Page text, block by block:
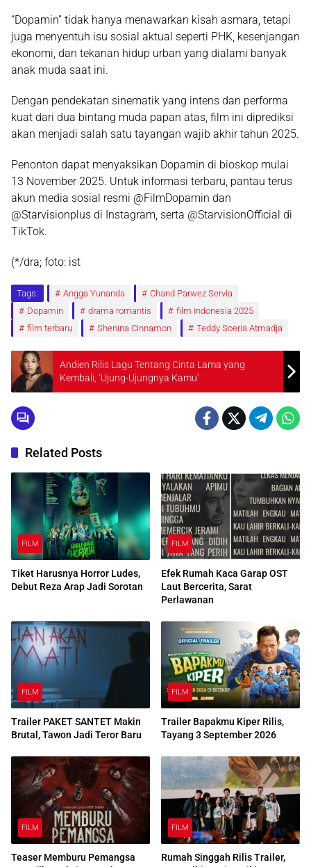
“Dopamin” tidak hanya menawarkan kisah asmara, tetapi
juga menyentuh isu sosial aktual seperti PHK, kesenjangan
ekonomi, dan tekanan hidup urban yang dialami banyak
anak muda saat ini.
Dengan pendekatan sinematik yang intens dan performa
kuat dari dua bintang muda papan atas, film ini diprediksi
akan menjadi salah satu tayangan wajib akhir tahun 2025.
Penonton dapat menyaksikan Dopamin di bioskop mulai
13 November 2025. Untuk informasi terbaru, pantau terus
akun media sosial resmi @FilmDopamin dan
@Starvisionplus di Instagram, serta @StarvisionOfficial di
TikTok.
(*/dra; foto: ist
Tags: Angga Yunanda
Chand Parwez Servia
Dopamin
drama romantis
film Indonesia 2025
film terbaru
Shenina Cinnamon Teddy Soeria Atmadja
Andien Rilis Lagu Tentang Cinta Lama yang
Kembali, ‘Ujung-Ujungnya Kamu’
Related Posts
FILM
Tiket Harusnya Horror Ludes,
Debut Reza Arap Jadi Sorotan
FILM
Efek Rumah Kaca Garap OST
Laut Bercerita, Sarat
Perlawanan
FILM
Trailer PAKET SANTET Makin
Brutal, Tawon Jadi Teror Baru
FILM
Trailer Bapakmu Kiper Rilis,
Tayang 3 September 2026
FILM
Teaser Memburu Pemangsa
FILM
Rumah Singgah Rilis Trailer,